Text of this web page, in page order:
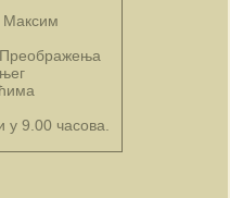
Максим
у 9.00 часова.